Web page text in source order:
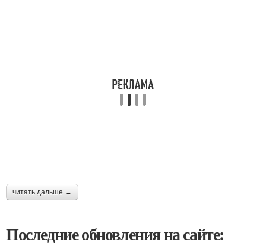
читать дальше →
Последние обновления на сайте: